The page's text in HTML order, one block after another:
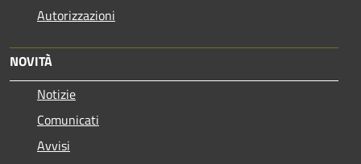
Autorizzazioni
NOVITÀ
Notizie
Comunicati
Avvisi